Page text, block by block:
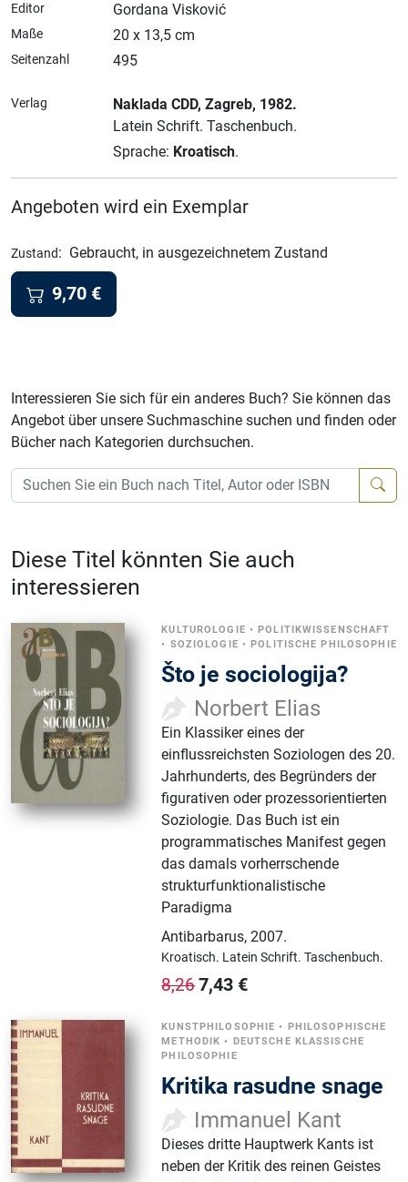
Editor Gordana Visković
Maße 20 x 13,5 cm
Seitenzahl 495
Verlag Naklada CDD, Zagreb, 1982.
Latein Schrift. Taschenbuch.
Sprache: Kroatisch.
Angeboten wird ein Exemplar
Zustand: Gebraucht, in ausgezeichnetem Zustand
9,70 €
Interessieren Sie sich für ein anderes Buch? Sie können das
Angebot über unsere Suchmaschine suchen und finden oder
Bücher nach Kategorien durchsuchen.
Diese Titel könnten Sie auch
interessieren
KULTUROLOGIE •POLITIKWISSENSCHAFT
• SOZIOLOGIE •POLITISCHE PHILOSOPHIE
Što je sociologija?
Norbert Elias
Ein Klassiker eines der
einflussreichsten Soziologen des 20.
Jahrhunderts, des Begründers der
figurativen oder prozessorientierten
Soziologie. Das Buch ist ein
programmatisches Manifest gegen
das damals vorherrschende
strukturfunktionalistische
Paradigma
Antibarbarus,2007.
Kroatisch. Latein Schrift.Taschenbuch.
8,267,43 €
KUNSTPHILOSOPHIE • PHILOSOPHISCHE
METHODIK • DEUTSCHE KLASSISCHE
PHILOSOPHIE
Kritika rasudne snage
Immanuel Kant
Dieses dritte Hauptwerk Kants ist
neben der Kritik des reinen Geistes